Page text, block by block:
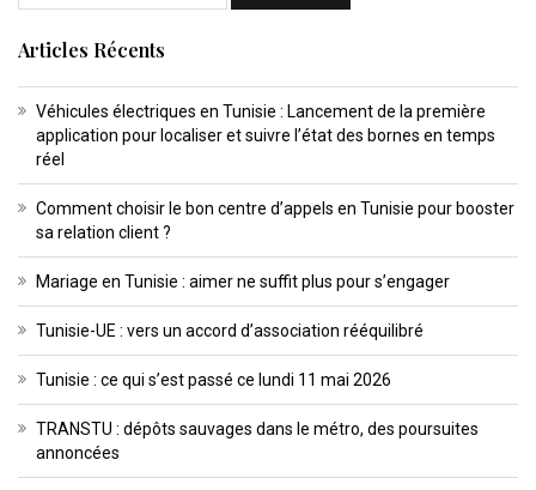
Articles Récents
Véhicules électriques en Tunisie : Lancement de la première
application pour localiser et suivre l’état des bornes en temps
réel
Comment choisir le bon centre d’appels en Tunisie pour booster
sa relation client ?
Mariage en Tunisie : aimer ne suffit plus pour s’engager
Tunisie-UE : vers un accord d’association rééquilibré
Tunisie : ce qui s’est passé ce lundi 11 mai 2026
TRANSTU : dépôts sauvages dans le métro, des poursuites
annoncées